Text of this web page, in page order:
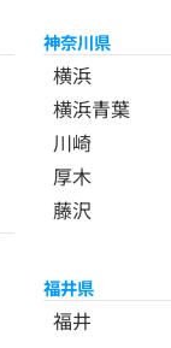
神奈川県
横浜
横浜青葉
川崎
厚木
藤沢
福井県
福井